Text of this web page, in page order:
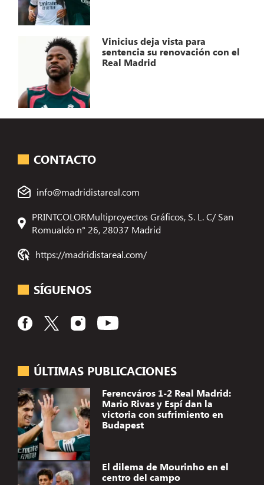
Vinicius deja vista para
sentencia su renovación con el
Real Madrid
ÚLTIMAS PUBLICACIONES
Ferencváros 1-2 Real Madrid:
Mario Rivas y Espí dan la
victoria con sufrimiento en
Budapest
El dilema de Mourinho en el
centro del campo
CONTACTO
info@madridistareal.com
PRINTCOLORMultiproyectos Gráficos, S. L. C/ San
Romualdo n° 26, 28037 Madrid
https://madridistareal.com/
SÍGUENOS